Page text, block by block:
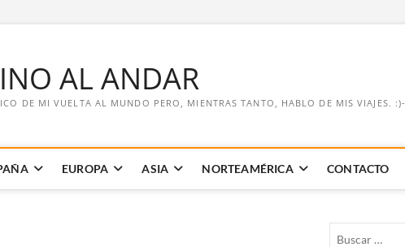
AL ANDAR
DE MI VUELTA AL MUNDO PERO, MIENTRAS TANTO, HABLO DE MIS VIAJES. :)-
EUROPA ASIA NORTEAMÉRICA CONTACTO